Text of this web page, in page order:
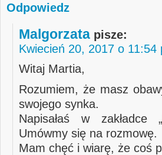
Odpowiedz
Malgorzata pisze:
Kwiecień 20, 2017 o 11:54
Witaj Martia,
Rozumiem, że masz
swojego synka.
Napisałaś w zakładce
Umówmy się na rozmowę.
Mam chęć i wiarę, że coś